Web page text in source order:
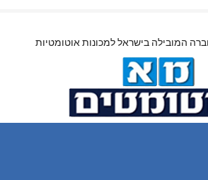
המובילה בישראל למכונות אוטומטיות